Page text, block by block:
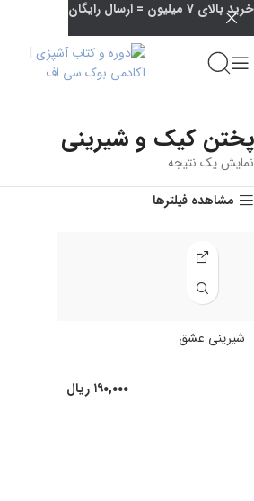
پختن کیک و شیرینی
نمایش یک نتیجه
مشاهده فیلترها
شیرینی عشق
۱۹۰,۰۰۰ ریال
خرید بالای 7 میلیون = ارسال رایگان